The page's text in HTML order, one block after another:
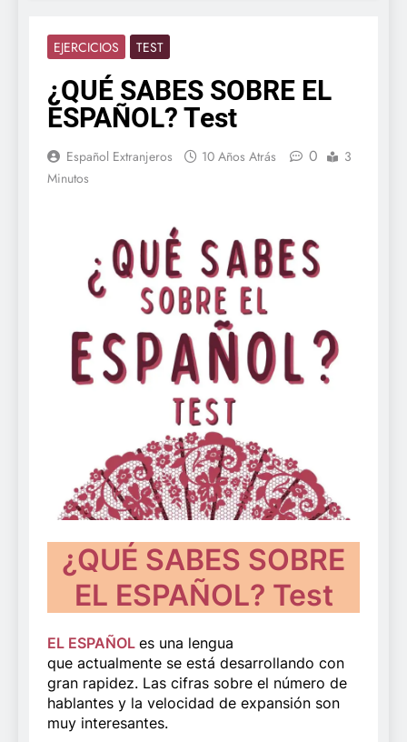
EJERCICIOS TEST
¿QUÉ SABES SOBRE EL
ESPAÑOL? Test
Español Extranjeros 10 Años Atrás 0
3
Minutos
¿QUÉ SABES SOBRE
EL ESPAÑOL? Test
EL ESPAÑOL es una lengua
que actualmente se está desarrollando con
gran rapidez. Las cifras sobre el número de
hablantes y la velocidad de expansión son
muy interesantes.